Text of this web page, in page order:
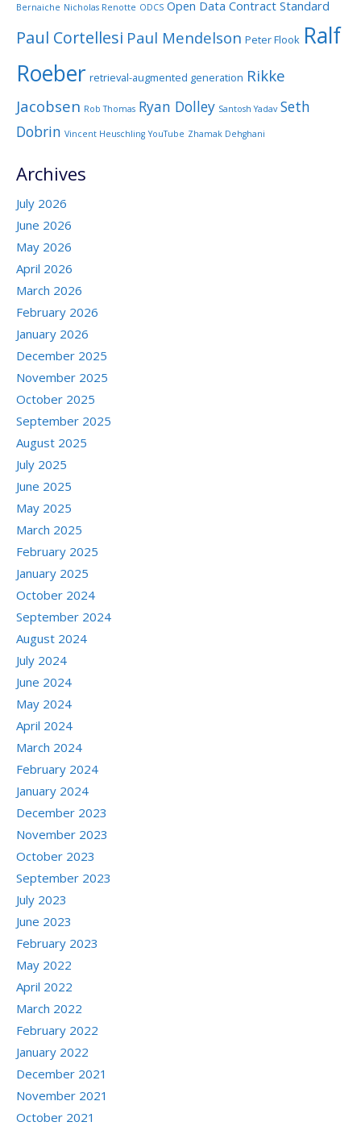
Bernaiche Nicholas Renotte ODCS Open Data Contract Standard
Paul Cortellesi Paul Mendelson Peter Flook Ralf
Roeber retrieval-augmented generation Rikke
Jacobsen Rob Thomas Ryan Dolley Santosh Yadav Seth
Dobrin Vincent Heuschling YouTube Zhamak Dehghani
Archives
July 2026
June 2026
May 2026
April 2026
March 2026
February 2026
January 2026
December 2025
November 2025
October 2025
September 2025
August 2025
July 2025
June 2025
May 2025
March 2025
February 2025
January 2025
October 2024
September 2024
August 2024
July 2024
June 2024
May 2024
April 2024
March 2024
February 2024
January 2024
December 2023
November 2023
October 2023
September 2023
July 2023
June 2023
February 2023
May 2022
April 2022
March 2022
February 2022
January 2022
December 2021
November 2021
October 2021